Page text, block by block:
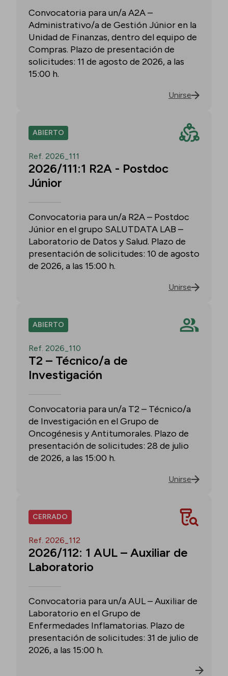
Convocatoria para un/a A2A –
Administrativo/a de Gestión Júnior en la
Unidad de Finanzas, dentro del equipo de
Compras. Plazo de presentación de
solicitudes: 11 de agosto de 2026, a las
15:00 h.
Unirse
ABIERTO
Ref. 2026_111
2026/111:1 R2A - Postdoc
Júnior
Convocatoria para un/a R2A – Postdoc
Júnior en el grupo SALUTDATA LAB –
Laboratorio de Datos y Salud. Plazo de
presentación de solicitudes: 10 de agosto
de 2026, a las 15:00 h.
Unirse
ABIERTO
Ref. 2026_110
T2 – Técnico/a de
Investigación
Convocatoria para un/a T2 – Técnico/a
de Investigación en el Grupo de
Oncogénesis y Antitumorales. Plazo de
presentación de solicitudes: 28 de julio
de 2026, a las 15:00 h.
Unirse
CERRADO
Ref. 2026_112
2026/112: 1 AUL – Auxiliar de
Laboratorio
Convocatoria para un/a AUL – Auxiliar de
Laboratorio en el Grupo de
Enfermedades Inflamatorias. Plazo de
presentación de solicitudes: 31 de julio de
2026, a las 15:00 h.